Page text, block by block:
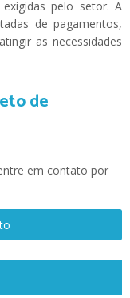
pelo setor. A
de pagamentos,
as necessidades
de
em contato por